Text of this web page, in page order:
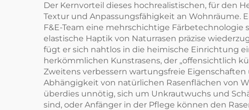
Der Kernvorteil dieses hochrealistischen, für den
Textur und Anpassungsfähigkeit an
F&E-Team eine mehrschichtige
elastische Haptik von Naturrasen präzise
fügt er sich nahtlos in die heimische Einrichtung
herkömmlichen Kunstrasens, der „offensichtlich
Zweitens verbessern wartungsfreie
Abhängigkeit von natürlichen Rasenflächen von
überdies unnötig, sich um Unkrautwuchs und
sind, oder Anfänger in der Pflege können den